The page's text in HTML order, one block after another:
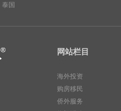
泰国
网站栏目
海外投资
购房移民
侨外服务